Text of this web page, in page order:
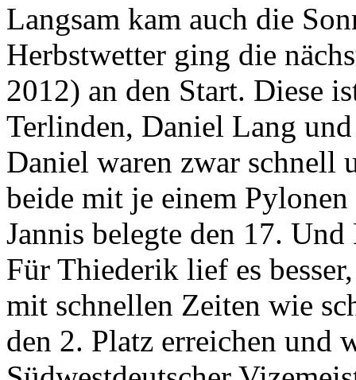
Langsam kam auch die
Herbstwetter ging die
2012) an den Start. Diese
Terlinden, Daniel Lang
Daniel waren zwar schnell
beide mit je einem
Jannis belegte den 17.
Für Thiederik lief es
mit schnellen Zeiten wie
den 2. Platz erreichen und